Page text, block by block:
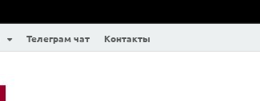
Телеграм чат Контакты